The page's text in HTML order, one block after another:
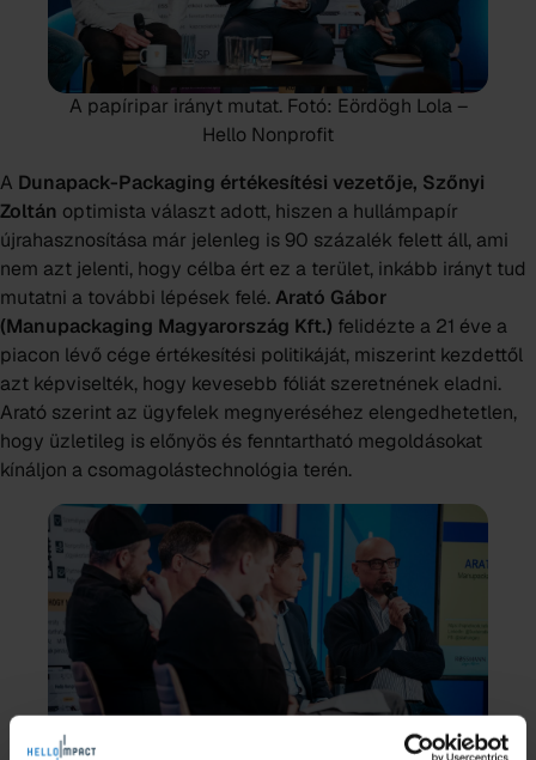
A papíripar irányt mutat. Fotó: Eördögh Lola –
Hello Nonprofit
A Dunapack-Packaging értékesítési vezetője, Szőnyi
Zoltán optimista választ adott, hiszen a hullámpapír
újrahasznosítása már jelenleg is 90 százalék felett áll, ami
nem azt jelenti, hogy célba ért ez a terület, inkább irányt tud
mutatni a további lépések felé.Arató Gábor
(Manupackaging Magyarország Kft.) felidézte a 21 éve a
piacon lévő cége értékesítési politikáját, miszerint kezdettől
azt képviselték, hogy kevesebb fóliát szeretnének eladni.
Arató szerint az ügyfelek megnyeréséhez elengedhetetlen,
hogy üzletileg is előnyös és fenntartható megoldásokat
kínáljon a csomagolástechnológia terén.